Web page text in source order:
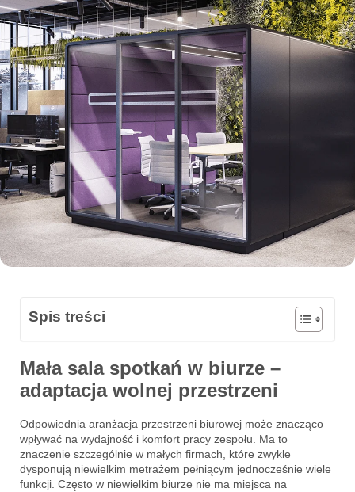
Spis treści
Mała sala spotkań w biurze –
adaptacja wolnej przestrzeni
Odpowiednia aranżacja przestrzeni biurowej może znacząco
wpływać na wydajność i komfort pracy zespołu. Ma to
znaczenie szczególnie w małych firmach, które zwykle
dysponują niewielkim metrażem pełniącym jednocześnie wiele
funkcji. Często w niewielkim biurze nie ma miejsca na